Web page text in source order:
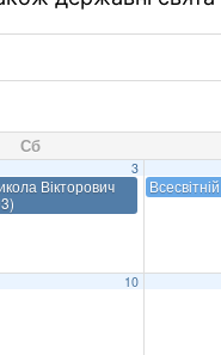
Сб
3
Вікторович
10